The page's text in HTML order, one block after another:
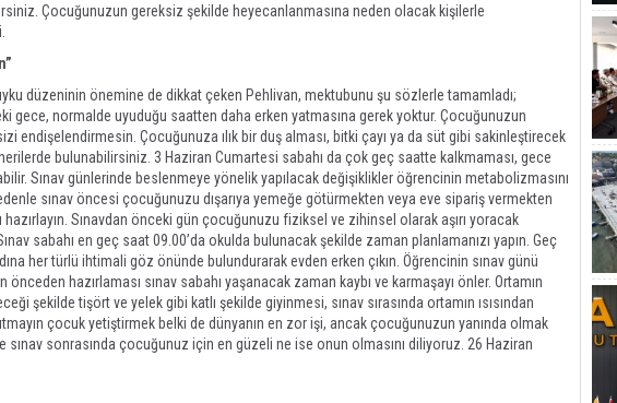
Çocuğunuzun gereksiz şekilde heyecanlanmasına neden olacak kişilerle
düzeninin önemine de dikkat çeken Pehlivan, mektubunu şu sözlerle tamamladı;
gece, normalde uyuduğu saatten daha erken yatmasına gerek yoktur. Çocuğunuzun
endişelendirmesin. Çocuğunuza ılık bir duş alması, bitki çayı ya da süt gibi sakinleştirecek
bulunabilirsiniz. 3 Haziran Cumartesi sabahı da çok geç saatte kalkmaması, gece
Sınav günlerinde beslenmeye yönelik yapılacak değişiklikler öğrencinin metabolizmasını
sınav öncesi çocuğunuzu dışarıya yemeğe götürmekten veya eve sipariş vermekten
hazırlayın. Sınavdan önceki gün çocuğunuzu fiziksel ve zihinsel olarak aşırı yoracak
sabahı en geç saat 09.00’da okulda bulunacak şekilde zaman planlamanızı yapın. Geç
her türlü ihtimali göz önünde bulundurarak evden erken çıkın. Öğrencinin sınav günü
hazırlaması sınav sabahı yaşanacak zaman kaybı ve karmaşayı önler. Ortamın
şekilde tişört ve yelek gibi katlı şekilde giyinmesi, sınav sırasında ortamın ısısından
çocuk yetiştirmek belki de dünyanın en zor işi, ancak çocuğunuzun yanında olmak
sınav sonrasında çocuğunuz için en güzeli ne ise onun olmasını diliyoruz. 26 Haziran